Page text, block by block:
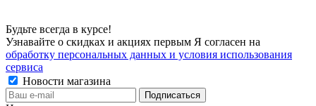
Будьте всегда в курсе!
Узнавайте о скидках и акциях первым Я согласен на
обработку персональных данных и условия использования
сервиса
Новости магазина